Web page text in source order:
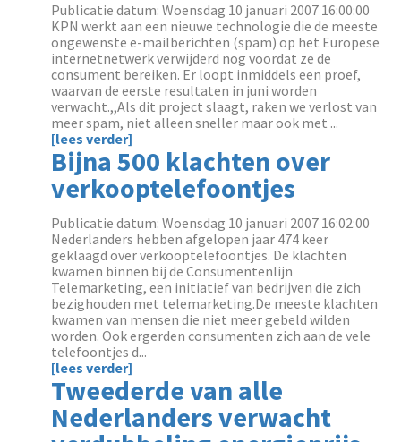
Publicatie datum: Woensdag 10 januari 2007 16:00:00
KPN werkt aan een nieuwe technologie die de meeste
ongewenste e-mailberichten (spam) op het Europese
internetnetwerk verwijderd nog voordat ze de
consument bereiken. Er loopt inmiddels een proef,
waarvan de eerste resultaten in juni worden
verwacht.,,Als dit project slaagt, raken we verlost van
meer spam, niet alleen sneller maar ook met ...
[lees verder]
Bijna 500 klachten over
verkooptelefoontjes
Publicatie datum: Woensdag 10 januari 2007 16:02:00
Nederlanders hebben afgelopen jaar 474 keer
geklaagd over verkooptelefoontjes. De klachten
kwamen binnen bij de Consumentenlijn
Telemarketing, een initiatief van bedrijven die zich
bezighouden met telemarketing.De meeste klachten
kwamen van mensen die niet meer gebeld wilden
worden. Ook ergerden consumenten zich aan de vele
telefoontjes d...
[lees verder]
Tweederde van alle
Nederlanders verwacht